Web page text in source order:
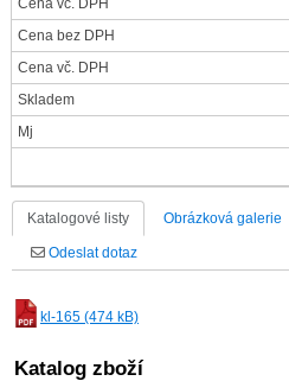
Cena vč. DPH
Cena bez DPH
Cena vč. DPH
Skladem
Mj
Katalogové listy Obrázková galerie
Odeslat dotaz
kl-165 (474 kB)
Katalog zboží